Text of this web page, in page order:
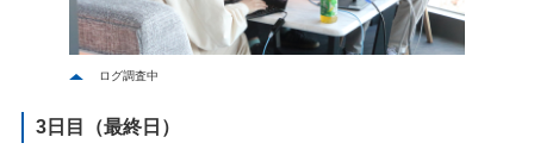
ログ調査中
3日目（最終日）